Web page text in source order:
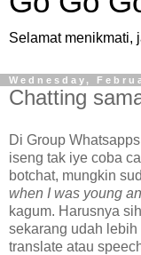
Selamat menikmati,
Wednesday,
Chatting
Di Group
iseng tak iye coba
botchat, mungkin
when I was young
kagum. Harusnya
sekarang udah
translate atau